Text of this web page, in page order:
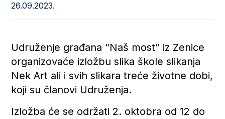
26.09.2023.
Udruženje građana “Naš most” iz Zenice
organizovaće izložbu slika škole slikanja
Nek Art ali i svih slikara treće životne dobi,
koji su članovi Udruženja.
Izložba će se održati 2. oktobra od 12 do